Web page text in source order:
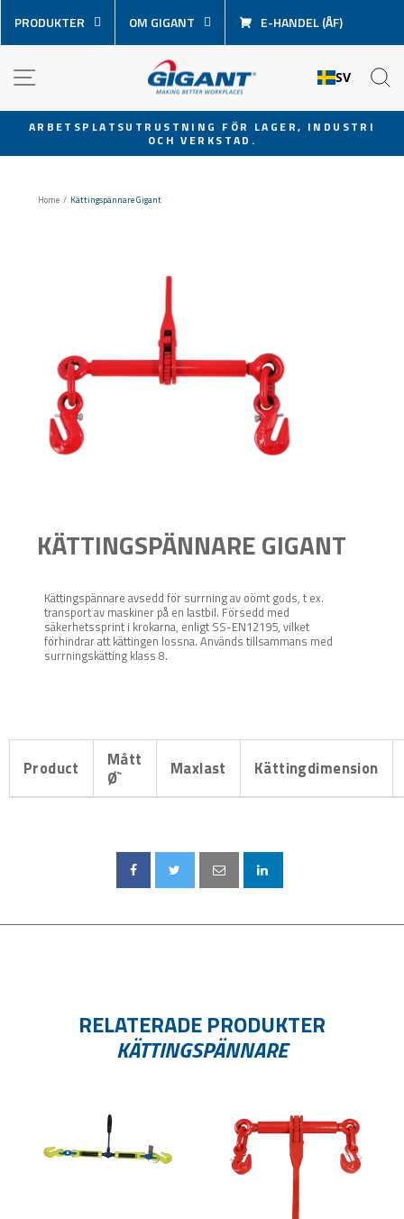
över
innehåll
PRODUKTER OM GIGANT E-HANDEL (ÅF)
SV
Pausa
ARBETSPLATSUTRUSTNING FÖR LAGER, INDUSTRI
OCH VERKSTAD.
Home / Kättingspännare Gigant
KÄTTINGSPÄNNARE GIGANT
Kättingspännare avsedd för surrning av oömt gods, t ex.
transport av maskiner på en lastbil. Försedd med
säkerhetssprint i krokarna, enligt SS-EN12195, vilket
förhindrar att kättingen lossna. Används tillsammans med
surrningskätting klass 8.
Product
Mått
Ø`
Maxlast Kättingdimension
RELATERADE PRODUKTER
KÄTTINGSPÄNNARE